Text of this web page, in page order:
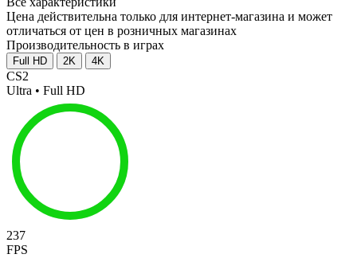
Цена действительна только для интернет-магазина и может
отличаться от цен в розничных магазинах
Производительность в играх
Full HD 2K 4K
CS2
Ultra • Full HD
237
FPS